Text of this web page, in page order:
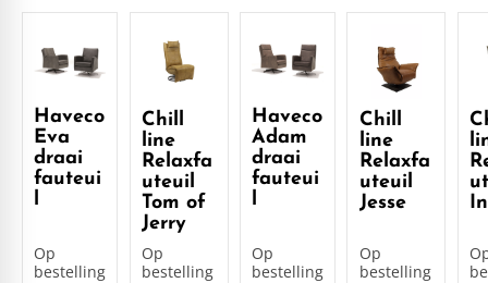
Haveco
Eva
draai
fauteui
l
Op
bestelling
Chill
line
Relaxfa
uteuil
Tom of
Jerry
Op
bestelling
Haveco
Adam
draai
fauteui
l
Op
bestelling
Chill
line
Relaxfa
uteuil
Jesse
Op
bestelling